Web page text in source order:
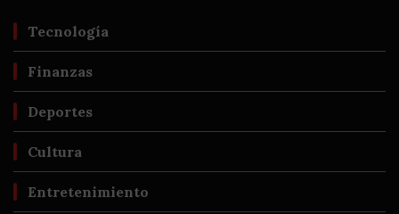
Tecnología
Finanzas
Deportes
Cultura
Entretenimiento